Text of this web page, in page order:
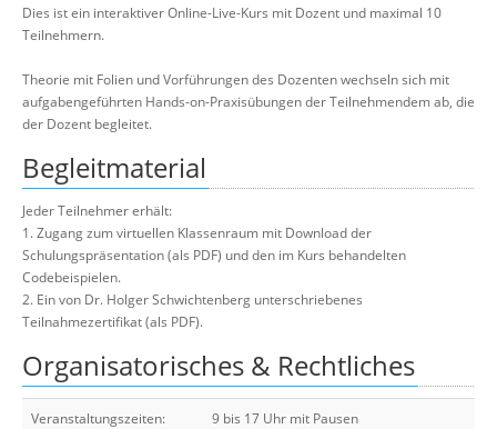
Dies ist ein interaktiver Online-Live-Kurs mit Dozent und maximal 10
Teilnehmern.
Theorie mit Folien und Vorführungen des Dozenten wechseln sich mit
aufgabengeführten Hands-on-Praxisübungen der Teilnehmendem ab, die
der Dozent begleitet.
Begleitmaterial
Jeder Teilnehmer erhält:
1. Zugang zum virtuellen Klassenraum mit Download der
Schulungspräsentation (als PDF) und den im Kurs behandelten
Codebeispielen.
2. Ein von Dr. Holger Schwichtenberg unterschriebenes
Teilnahmezertifikat (als PDF).
Organisatorisches & Rechtliches
Veranstaltungszeiten: 9 bis 17 Uhr mit Pausen